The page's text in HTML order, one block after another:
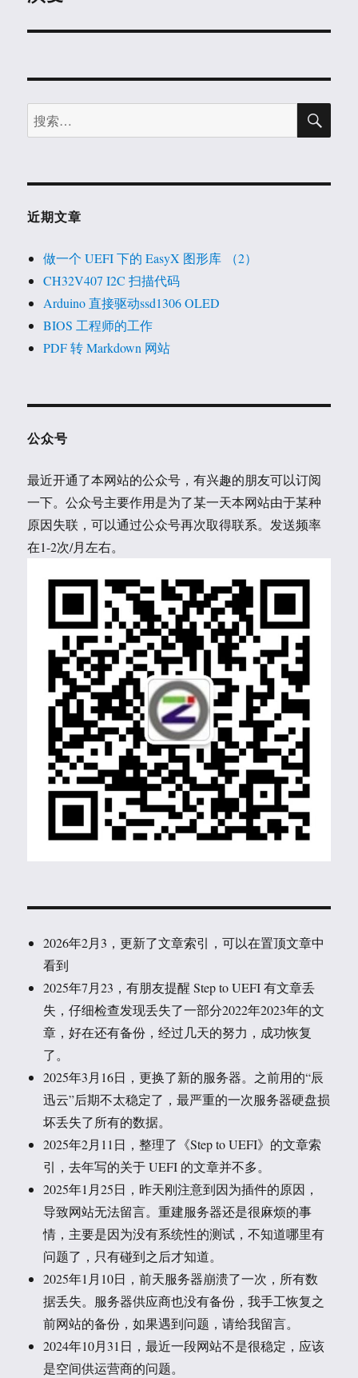
章：
搜
索：
搜
近期文章
做一个 UEFI 下的 EasyX 图形库 （2）
CH32V407 I2C 扫描代码
Arduino 直接驱动ssd1306 OLED
BIOS 工程师的工作
PDF 转 Markdown 网站
公众号
最近开通了本网站的公众号，有兴趣的朋友可以订阅
一下。公众号主要作用是为了某一天本网站由于某种
原因失联，可以通过公众号再次取得联系。发送频率
在1-2次/月左右。
2026年2月3，更新了文章索引，可以在置顶文章中
看到
2025年7月23，有朋友提醒 Step to UEFI 有文章丢
失，仔细检查发现丢失了一部分2022年2023年的文
章，好在还有备份，经过几天的努力，成功恢复
了。
2025年3月16日，更换了新的服务器。之前用的“辰
迅云”后期不太稳定了，最严重的一次服务器硬盘损
坏丢失了所有的数据。
2025年2月11日，整理了《Step to UEFI》的文章索
引，去年写的关于 UEFI 的文章并不多。
2025年1月25日，昨天刚注意到因为插件的原因，
导致网站无法留言。重建服务器还是很麻烦的事
情，主要是因为没有系统性的测试，不知道哪里有
问题了，只有碰到之后才知道。
2025年1月10日，前天服务器崩溃了一次，所有数
据丢失。服务器供应商也没有备份，我手工恢复之
前网站的备份，如果遇到问题，请给我留言。
2024年10月31日，最近一段网站不是很稳定，应该
是空间供运营商的问题。